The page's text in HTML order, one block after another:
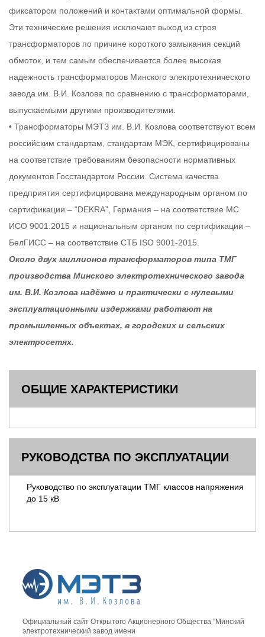
фиксатором положений и контактами оптимальной формы.
Эти технические решения исключают выход из строя
трансформаторов по причине короткого замыкания секций
обмоток, и тем самым обеспечивается более высокая
надежность трансформаторов Минского электротехнического
завода им. В.И. Козлова по сравнению с трансформаторами,
выпускаемыми другими производителями.
• Трансформаторы МЭТЗ им. В.И. Козлова соответствуют всем
российским стандартам, стандартам МЭК, сертифицированы
на соответствие требованиям безопасности нормативных
документов Госстандартом России. Система качества
предприятия сертифицирована международным органом по
сертификации – “DEKRA”, Германия – на соответствие МС
ИСО 9001:2015 и национальным органом по сертификации –
БелГИСС – на соответствие СТБ ISO 9001-2015.
Около двух миллионов трансформаторов типа ТМГ
производства Минского электротехнического завода
им. В.И. Козлова надёжно и практически с нулевыми
эксплуатационными издержками работают на
промышленных объектах, в городских и сельских
электросетях.
ОБЩИЕ ХАРАКТЕРИСТИКИ
РУКОВОДСТВА ПО ЭКСПЛУАТАЦИИ
Руководство по эксплуатации ТМГ классов напряжения
до 15 кВ
Официальный сайт Открытого Акционерного Общества "Минский
электротехнический завод имени